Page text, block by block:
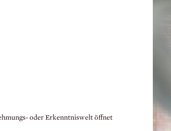
oder Erkenntniswelt öffnet